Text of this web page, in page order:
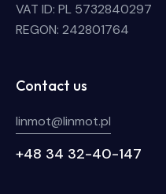
VAT ID: PL 5732840297
REGON: 242801764
Contact us
linmot@linmot.pl
+48 34 32-40-147